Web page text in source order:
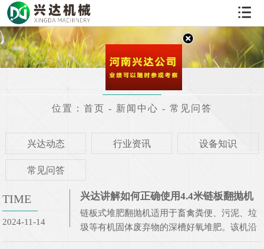
网
站
首
关
于
产
讯
留
系
常见问答
位置： 首页 - 新闻中心 - 常见问答
兴达动态 行业资讯 设备知识
常见问答
TIME
2024-11-14
兴达讲解如何正确使用4.4米链板翻抛机
链板式堆肥翻抛机适用于畜禽粪便、污泥、垃
圾等有机固体废弃物的深槽好氧堆肥。该机沿